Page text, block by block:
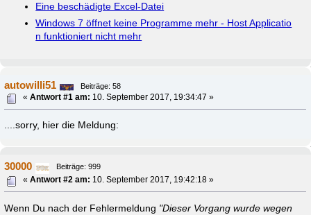
Eine beschädigte Excel-Datei
Windows 7 öffnet keine Programme mehr - Host Applicatio
n funktioniert nicht mehr
autowilli51
Beiträge: 58
«Antwort #1 am: 10. September 2017, 19:34:47 »
....sorry, hier die Meldung:
30000
Beiträge: 999
«Antwort #2 am: 10. September 2017, 19:42:18 »
Wenn Du nach der Fehlermeldung "Dieser Vorgang wurde wegen